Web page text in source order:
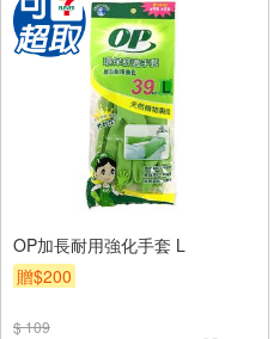
OP加長耐用強化手套 L
贈$200
$ 109